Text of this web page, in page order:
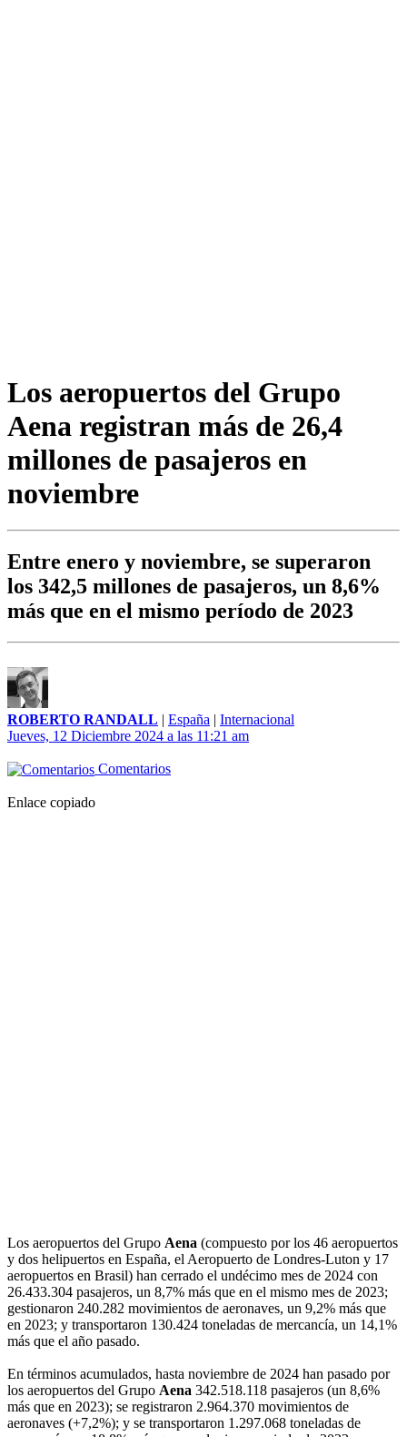
Los aeropuertos del Grupo
Aena registran más de 26,4
millones de pasajeros en
noviembre
Entre enero y noviembre, se superaron
los 342,5 millones de pasajeros, un 8,6%
más que en el mismo período de 2023
ROBERTO RANDALL | España | Internacional
Jueves, 12 Diciembre 2024 a las 11:21 am
Comentarios
Enlace copiado
Los aeropuertos del Grupo Aena (compuesto por los 46 aeropuertos
y dos helipuertos en España, el Aeropuerto de Londres-Luton y 17
aeropuertos en Brasil) han cerrado el undécimo mes de 2024 con
26.433.304 pasajeros, un 8,7% más que en el mismo mes de 2023;
gestionaron 240.282 movimientos de aeronaves, un 9,2% más que
en 2023; y transportaron 130.424 toneladas de mercancía, un 14,1%
más que el año pasado.
En términos acumulados, hasta noviembre de 2024 han pasado por
los aeropuertos del Grupo Aena 342.518.118 pasajeros (un 8,6%
más que en 2023); se registraron 2.964.370 movimientos de
aeronaves (+7,2%); y se transportaron 1.297.068 toneladas de